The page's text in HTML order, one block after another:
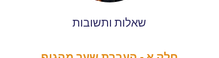
שאלות ותשובות